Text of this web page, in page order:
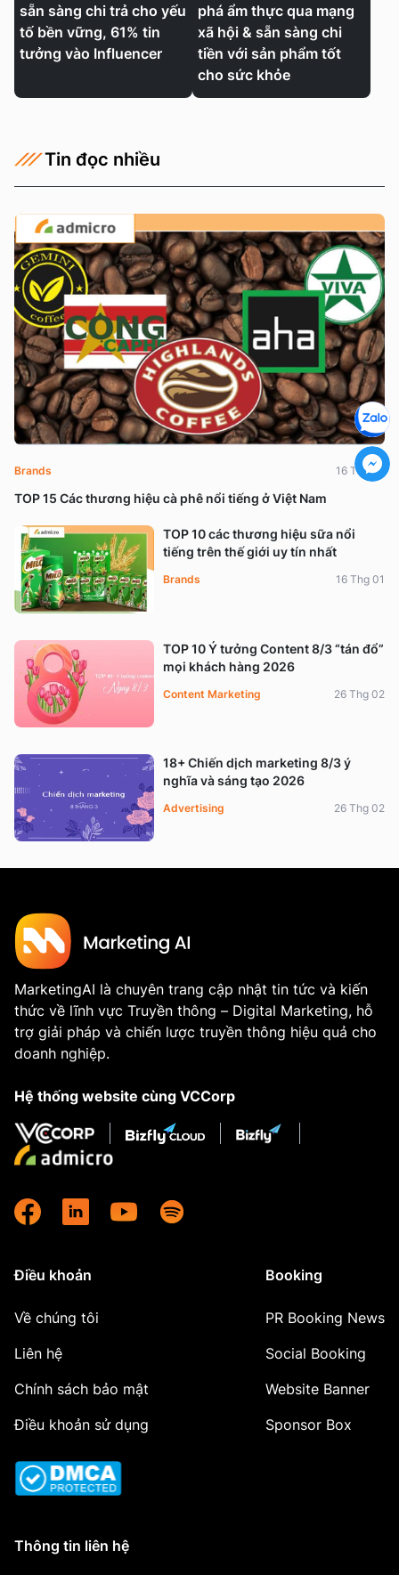
sẵn sàng chi trả cho yếu
tố bền vững, 61% tin
tưởng vào Influencer
phá ẩm thực qua mạng
xã hội & sẵn sàng chi
tiền với sản phẩm tốt
cho sức khỏe
Tin đọc nhiều
TOP 15 Các thương hiệu cà phê nổi tiếng ở Việt Nam
Brands 16 Thg 01
TOP 10 các thương hiệu sữa nổi
tiếng trên thế giới uy tín nhất
Brands 16 Thg 01
TOP 10 Ý tưởng Content 8/3 “tán đổ”
mọi khách hàng 2026
Content Marketing 26 Thg 02
18+ Chiến dịch marketing 8/3 ý
nghĩa và sáng tạo 2026
Advertising 26 Thg 02
MarketingAI là chuyên trang cập nhật tin tức và kiến
thức về lĩnh vực Truyền thông – Digital Marketing, hỗ
trợ giải pháp và chiến lược truyền thông hiệu quả cho
doanh nghiệp.
Hệ thống website cùng VCCorp
Điều khoản
Về chúng tôi
Liên hệ
Chính sách bảo mật
Điều khoản sử dụng
Booking
PR Booking News
Social Booking
Website Banner
Sponsor Box
Thông tin liên hệ